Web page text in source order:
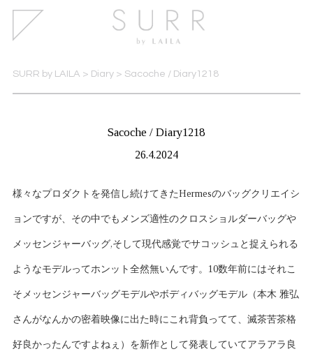
SURR by LAILA > Diary> Sacoche / Diary1218
Sacoche / Diary1218
26.4.2024
様々なプロダクトを発信し続けてきたHermesのバッグクリエイシ
ョンですが、その中でもメンズ適性のクロスショルダーバッグや
メッセンジャーバッグ,そして現代感覚でサコッシュと捉えられる
ようなモデルってホンット全然無いんです。10数年前にはそれこ
そメッセンジャーバッグモデルやボディバッグモデル（本木 雅弘
さんがなんかの密着映像に出た時にこれ背負ってて、滅茶苦茶格
好良かったんですよねぇ）を新作として発表していてアラアラ良